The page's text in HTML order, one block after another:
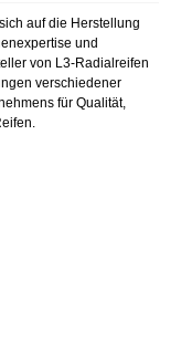
auf die Herstellung
und
von L3-Radialreifen
verschiedener
für Qualität,